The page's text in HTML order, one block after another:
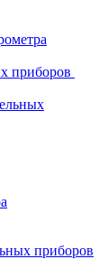
приборов
приборов